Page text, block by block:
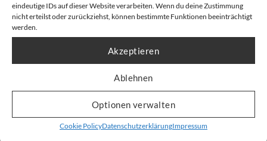
eindeutige IDs auf dieser Website verarbeiten. Wenn du deine Zustimmung
nicht erteilst oder zurückziehst, können bestimmte Funktionen beeinträchtigt
werden.
Akzeptieren
Ablehnen
Optionen verwalten
Cookie PolicyDatenschutzerklärungImpressum